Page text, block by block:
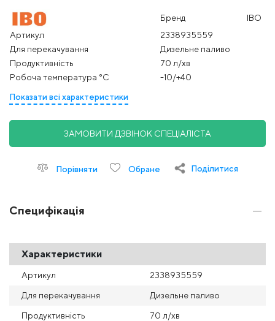
Бренд
IBO
Артикул
2338935559
Для перекачування
Дизельне паливо
Продуктивність
70 л/хв
Робоча температура °С
-10/+40
Показати всі характеристики
ЗАМОВИТИ ДЗВІНОК СПЕЦІАЛІСТА
Порівняти Обране Поділитися
Специфікація
Характеристики
Артикул 2338935559
Для перекачування Дизельне паливо
Продуктивність 70 л/хв